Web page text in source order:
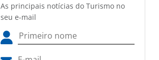
As principais notícias do Turismo no
seu e-mail